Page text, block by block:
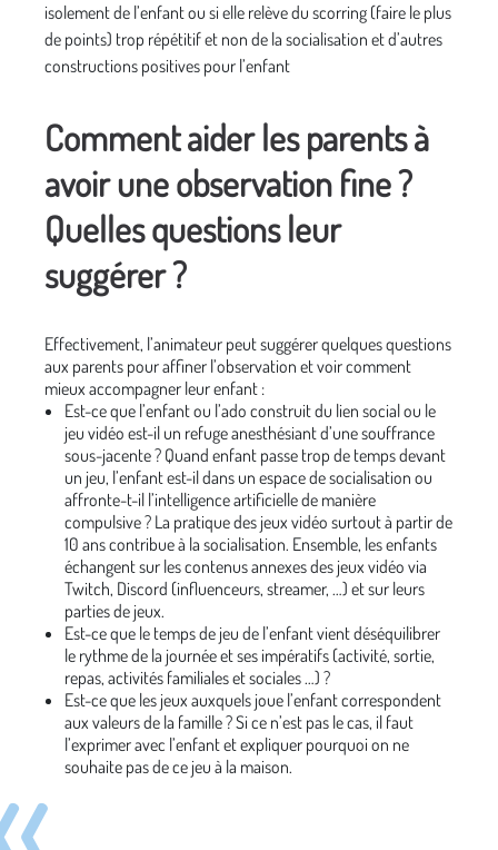
isolement de l’enfant ou si elle relève du scorring (faire le plus
de points) trop répétitif et non de la socialisation et d’autres
constructions positives pour l’enfant
Comment aider les parents à
avoir une observation fine ?
Quelles questions leur
suggérer ?
Effectivement, l’animateur peut suggérer quelques questions
aux parents pour affiner l’observation et voir comment
mieux accompagner leur enfant :
Est-ce que l’enfant ou l’ado construit du lien social ou le
jeu vidéo est-il un refuge anesthésiant d’une souffrance
sous-jacente ? Quand enfant passe trop de temps devant
un jeu, l’enfant est-il dans un espace de socialisation ou
affronte-t-il l’intelligence artificielle de manière
compulsive ? La pratique des jeux vidéo surtout à partir de
10 ans contribue à la socialisation. Ensemble, les enfants
échangent sur les contenus annexes des jeux vidéo via
Twitch, Discord (influenceurs, streamer, …) et sur leurs
parties de jeux.
Est-ce que le temps de jeu de l’enfant vient déséquilibrer
le rythme de la journée et ses impératifs (activité, sortie,
repas, activités familiales et sociales …) ?
Est-ce que les jeux auxquels joue l’enfant correspondent
aux valeurs de la famille ? Si ce n’est pas le cas, il faut
l’exprimer avec l’enfant et expliquer pourquoi on ne
souhaite pas de ce jeu à la maison.